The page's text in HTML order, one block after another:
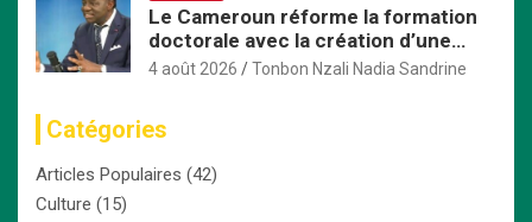
Le Cameroun réforme la formation
doctorale avec la création d’une
Commission nationale dédiée
4 août 2026 Tonbon Nzali Nadia Sandrine
Catégories
Articles Populaires (42)
Culture (15)